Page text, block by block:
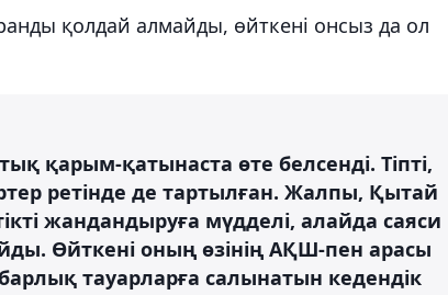
қолдай алмайды, өйткені онсыз да ол
қарым-қатынаста өте белсенді. Тіпті,
ретінде де тартылған. Жалпы, Қытай
жандандыруға мүдделі, алайда саяси
Өйткені оның өзінің АҚШ-пен арасы
тауарларға салынатын кедендік